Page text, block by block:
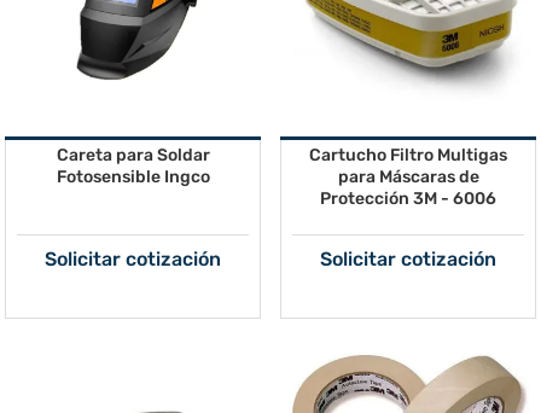
Careta para Soldar
Fotosensible Ingco
Solicitar cotización
Cartucho Filtro Multigas
para Máscaras de
Protección 3M - 6006
Solicitar cotización